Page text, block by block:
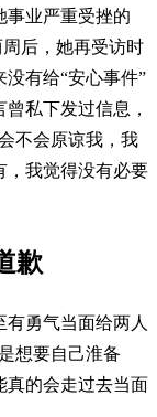
事业严重受挫的
后，她再受访时
有给“安心事件”
私下发过信息，
不会原谅我，我
，我觉得没有必要
歉
有勇气当面给两人
想要自己淮备
真的会走过去当面